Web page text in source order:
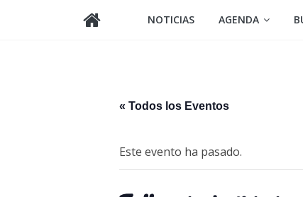
NOTICIAS AGENDA
« Todos los Eventos
Este evento ha pasado.